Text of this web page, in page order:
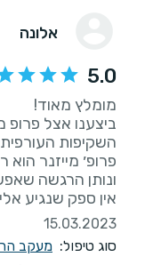
אלונה
5.0
ביצענו אצל פרופ
פרופ׳ מייזנר
אין ספק שנגיע
15.03.2023
סוג טיפול: מעקב